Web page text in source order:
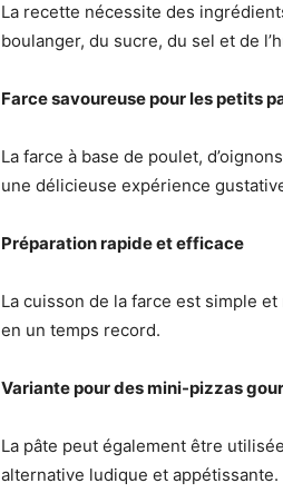
La recette nécessite des
boulanger, du sucre, du sel et de
Farce savoureuse pour les petits
La farce à base de poulet,
une délicieuse expérience
Préparation rapide et efficace
La cuisson de la farce est simple
en un temps record.
Variante pour des mini-pizzas
La pâte peut également être
alternative ludique et appétissante.